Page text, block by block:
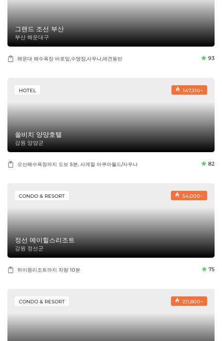
그랜드 조선 부산
부산 해운대구
해운대 해수욕장 바로앞,수영장,사우나,애견동반 93
147,310~
HOTEL
쏠비치 양양호텔
강원 양양군
오산해수욕장까지 도보 5분, 사계절 아쿠아월드/사우나 82
54,000~
CONDO & RESORT
정선 메이힐스리조트
강원 정선군
하이원리조트까지 차량 10분 75
211,800~
CONDO & RESORT